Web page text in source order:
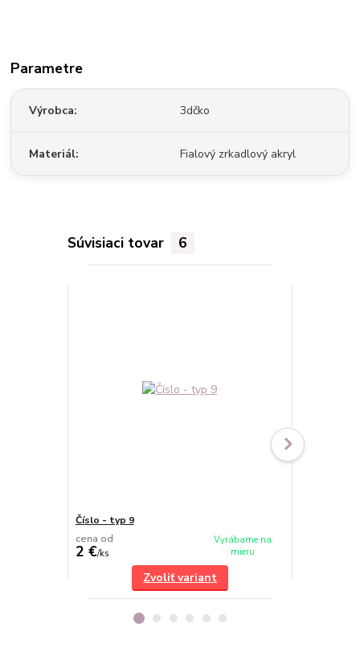
Parametre
Výrobca 3dčko
Materiál Fialový zrkadlový akryl
Súvisiaci tovar 6
Číslo - typ 9
cena od
2 €/ks
Vyrábame na
mieru
Zvoliť variant